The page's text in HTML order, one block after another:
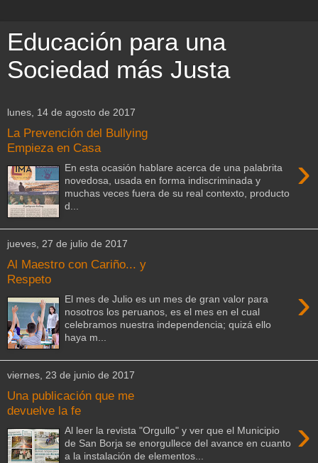
Educación para una
Sociedad más Justa
lunes, 14 de agosto de 2017
La Prevención del Bullying
Empieza en Casa
›
En esta ocasión hablare acerca de una palabrita
novedosa, usada en forma indiscriminada y
muchas veces fuera de su real contexto, producto
d...
jueves, 27 de julio de 2017
Al Maestro con Cariño... y
Respeto
›
El mes de Julio es un mes de gran valor para
nosotros los peruanos, es el mes en el cual
celebramos nuestra independencia; quizá ello
haya m...
viernes, 23 de junio de 2017
Una publicación que me
devuelve la fe
›
Al leer la revista "Orgullo" y ver que el Municipio
de San Borja se enorgullece del avance en cuanto
a la instalación de elementos...